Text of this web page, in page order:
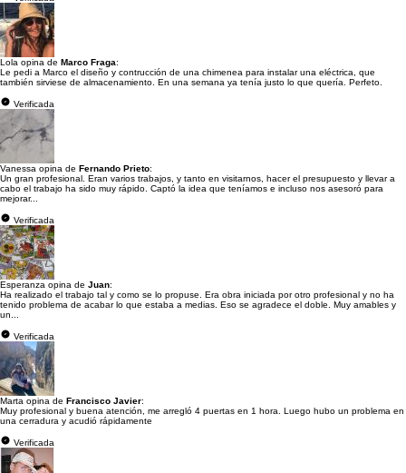
Lola opina de Marco Fraga:
Le pedi a Marco el diseño y contrucción de una chimenea para instalar una eléctrica, que
también sirviese de almacenamiento. En una semana ya tenía justo lo que quería. Perfeto.
Verificada
Vanessa opina de Fernando Prieto:
Un gran profesional. Eran varios trabajos, y tanto en visitarnos, hacer el presupuesto y llevar a
cabo el trabajo ha sido muy rápido. Captó la idea que teníamos e incluso nos asesoró para
mejorar...
Verificada
Esperanza opina de Juan:
Ha realizado el trabajo tal y como se lo propuse. Era obra iniciada por otro profesional y no ha
tenido problema de acabar lo que estaba a medias. Eso se agradece el doble. Muy amables y
un...
Verificada
Marta opina de Francisco Javier:
Muy profesional y buena atención, me arregló 4 puertas en 1 hora. Luego hubo un problema en
una cerradura y acudió rápidamente
Verificada